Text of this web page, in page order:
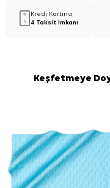
Kredi Kartına
4 Taksit İmkanı
Keşfetmeye